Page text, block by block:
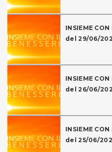
INSIEME CON
del 29/06/
INSIEME CON
del 26/06/
INSIEME CON
del 25/06/